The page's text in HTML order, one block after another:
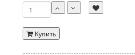
Купить